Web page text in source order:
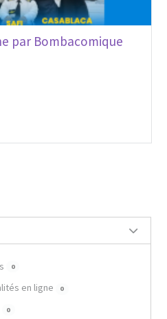
par Bombacomique
0
en ligne 0
0